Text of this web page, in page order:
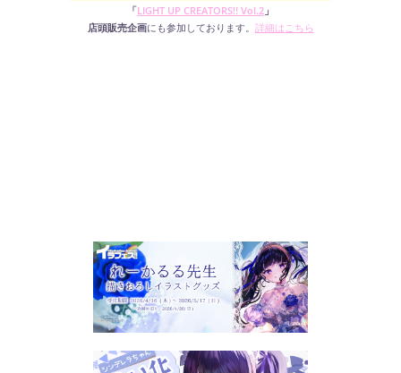
「LIGHT UP CREATORS!! Vol.2 」
店頭販売企画にも参加しております。 詳細はこちら